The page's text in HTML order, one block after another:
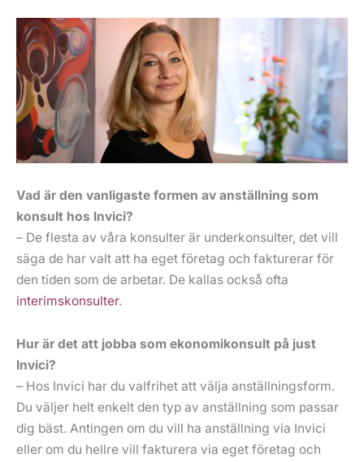
Vad är den vanligaste formen av anställning som
konsult hos Invici?
– De flesta av våra konsulter är underkonsulter, det vill
säga de har valt att ha eget företag och fakturerar för
den tiden som de arbetar. De kallas också ofta
interimskonsulter.
Hur är det att jobba som ekonomikonsult på just
Invici?
– Hos Invici har du valfrihet att välja anställningsform.
Du väljer helt enkelt den typ av anställning som passar
dig bäst. Antingen om du vill ha anställning via Invici
eller om du hellre vill fakturera via eget företag och